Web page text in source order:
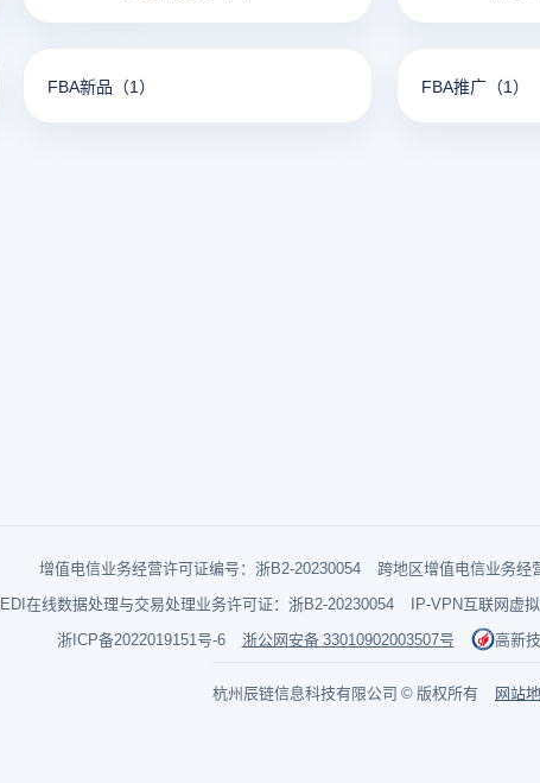
FBA新品 （1） FBA推广 （1）
增值电信业务经营许可证编号：浙B2-20230054
跨地区增值电信业务经
EDI在线数据处理与交易处理业务许可证：浙B2-20230054
IP-VPN互联网虚
浙ICP备2022019151号-6
浙公网安备 33010902003507号 高新
杭州辰链信息科技有限公司 © 版权所有 网站